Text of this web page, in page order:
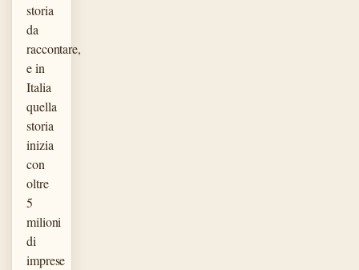
storia
da
raccontare,
e in
Italia
quella
storia
inizia
con
oltre
5
milioni
di
imprese